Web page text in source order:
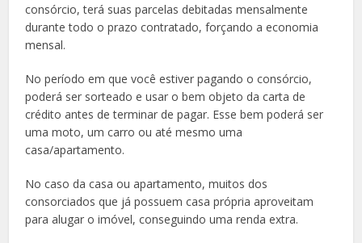
consórcio, terá suas parcelas debitadas mensalmente
durante todo o prazo contratado, forçando a economia
mensal.
No período em que você estiver pagando o consórcio,
poderá ser sorteado e usar o bem objeto da carta de
crédito antes de terminar de pagar. Esse bem poderá ser
uma moto, um carro ou até mesmo uma
casa/apartamento.
No caso da casa ou apartamento, muitos dos
consorciados que já possuem casa própria aproveitam
para alugar o imóvel, conseguindo uma renda extra.